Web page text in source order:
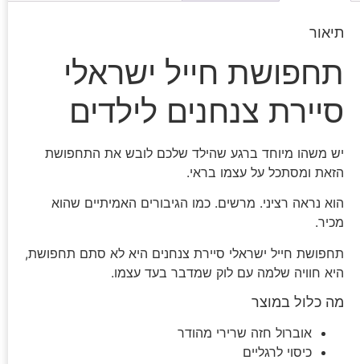
תיאור
תחפושת חייל ישראלי
סיירת צנחנים לילדים
יש משהו מיוחד ברגע שהילד שלכם לובש את התחפושת
הזאת ומסתכל על עצמו בראי.
הוא נראה רציני. מרשים. כמו הגיבורים האמיתיים שהוא
מכיר.
תחפושת חייל ישראלי סיירת צנחנים היא לא סתם תחפושת,
היא חוויה שלמה עם לוק שמדבר בעד עצמו.
מה כלול במוצר
אוברול חזה שרירי מהודר
כיסוי לרגליים